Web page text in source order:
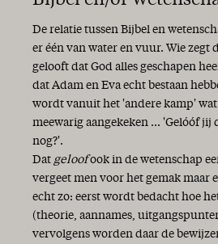
De relatie tussen Bijbel en
er één van water en vuur. Wie zegt
gelooft dat God alles geschapen
dat Adam en Eva echt bestaan
wordt vanuit het 'andere kamp' wat
meewarig aangekeken ... 'Gelóóf jij
nog?'.
Dat geloofook in de wetenschap
vergeet men voor het gemak maar
echt zo: eerst wordt bedacht hoe
(theorie, aannames,
vervolgens worden daar de